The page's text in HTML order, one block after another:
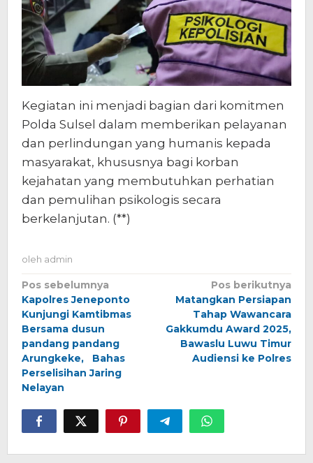
Kegiatan ini menjadi bagian dari komitmen
Polda Sulsel dalam memberikan pelayanan
dan perlindungan yang humanis kepada
masyarakat, khususnya bagi korban
kejahatan yang membutuhkan perhatian
dan pemulihan psikologis secara
berkelanjutan. (**)
oleh admin
Navigasi
pos
Pos sebelumnya
Kapolres Jeneponto
Kunjungi Kamtibmas
Bersama dusun
pandang pandang
Arungkeke, Bahas
Perselisihan Jaring
Nelayan
Pos berikutnya
Matangkan Persiapan
Tahap Wawancara
Gakkumdu Award 2025,
Bawaslu Luwu Timur
Audiensi ke Polres